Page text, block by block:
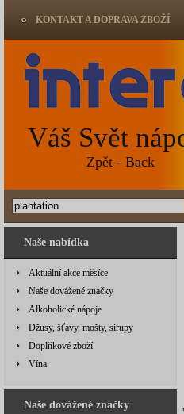
Naše nabídka
Aktuální akce měsíce
Naše dovážené značky
Alkoholické nápoje
Džusy, šťávy, mošty, sirupy
Doplňkové zboží
Vína
Naše dovážené značky
KONTAKT A DOPRAVA ZBOŽÍ
Váš Svět
Zpět - Back